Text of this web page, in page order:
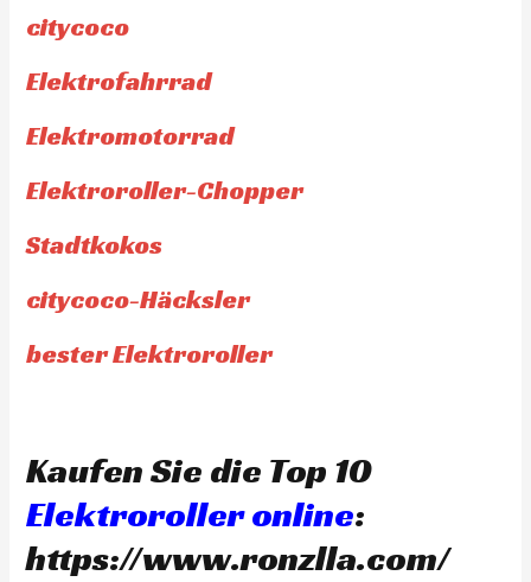
citycoco
Elektrofahrrad
Elektromotorrad
Elektroroller-Chopper
Stadtkokos
citycoco-Häcksler
bester Elektroroller
Kaufen Sie die Top 10
Elektroroller online:
https://www.ronzlla.com/